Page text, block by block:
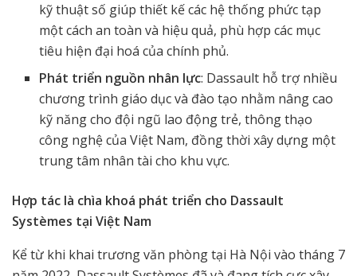
kỹ thuật số giúp thiết kế các hệ thống phức tạp
một cách an toàn và hiệu quả, phù hợp các mục
tiêu hiện đại hoá của chính phủ.
Phát triển nguồn nhân lực: Dassault hỗ trợ nhiều
chương trình giáo dục và đào tạo nhằm nâng cao
kỹ năng cho đội ngũ lao động trẻ, thông thạo
công nghệ của Việt Nam, đồng thời xây dựng một
trung tâm nhân tài cho khu vực.
Hợp tác là chìa khoá phát triển cho Dassault
Systèmes tại Việt Nam
Kể từ khi khai trương văn phòng tại Hà Nội vào tháng 7